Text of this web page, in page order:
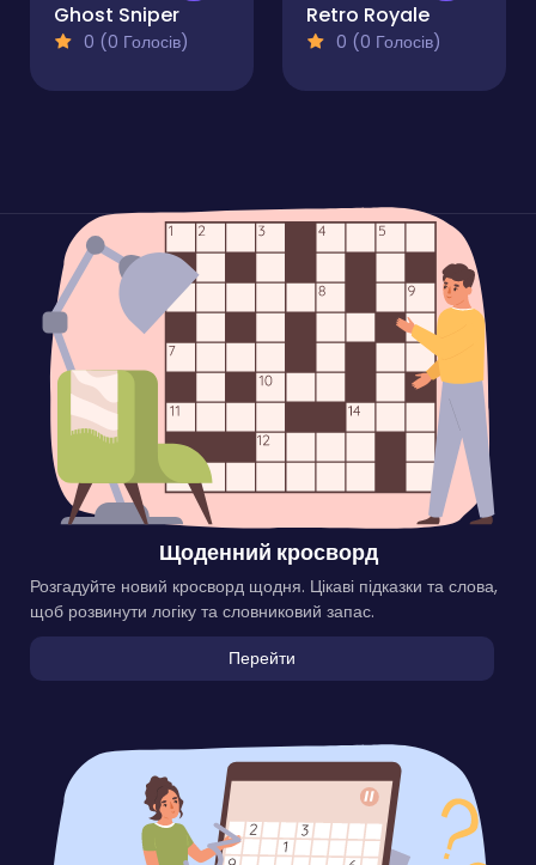
Ghost Sniper
0 (0 Голосів)
Retro Royale
0 (0 Голосів)
Щоденний кросворд
Розгадуйте новий кросворд щодня. Цікаві підказки та слова,
щоб розвинути логіку та словниковий запас.
Перейти